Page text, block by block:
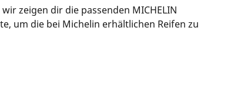
zeigen dir die passenden MICHELIN
um die bei Michelin erhältlichen Reifen zu